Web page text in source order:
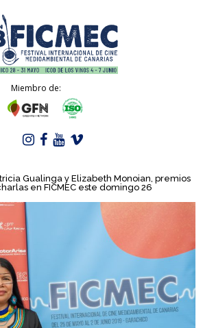
Miembro de:
Gualinga y Elizabeth Monoian, premios
en FICMEC este domingo 26